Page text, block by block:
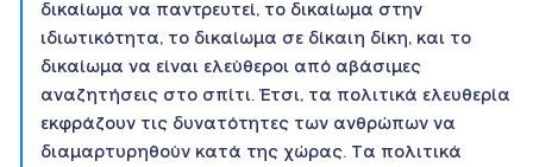
δικαίωμα να παντρευτεί, το δικαίωμα στην
ιδιωτικότητα, το δικαίωμα σε δίκαιη δίκη, και το
δικαίωμα να είναι ελεύθεροι από αβάσιμες
αναζητήσεις στο σπίτι. Έτσι, τα πολιτικά ελευθερία
εκφράζουν τις δυνατότητες των ανθρώπων να
διαμαρτυρηθούν κατά της χώρας. Τα πολιτικά